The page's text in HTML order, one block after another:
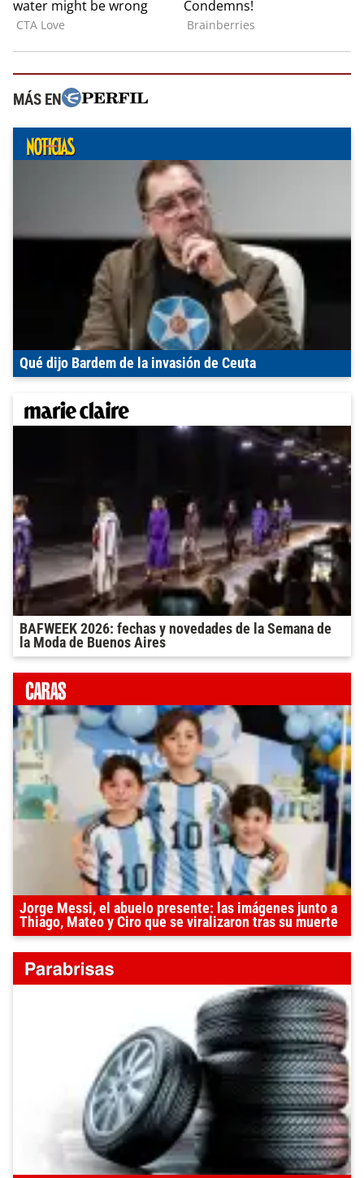
MÁS EN
Qué dijo Bardem de la invasión de Ceuta
BAFWEEK 2026: fechas y novedades de la Semana de
la Moda de Buenos Aires
Jorge Messi, el abuelo presente: las imágenes junto a
Thiago, Mateo y Ciro que se viralizaron tras su muerte